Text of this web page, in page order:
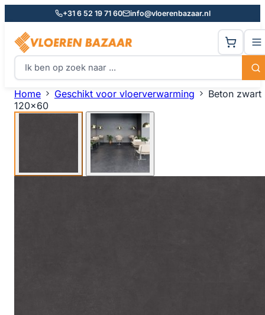
+31 6 52 19 71 60 info@vloerenbazaar.nl
Home Geschikt voor vloerverwarming
Beton zwart
120x60